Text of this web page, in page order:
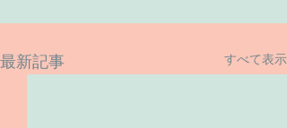
最新記事 すべて表示